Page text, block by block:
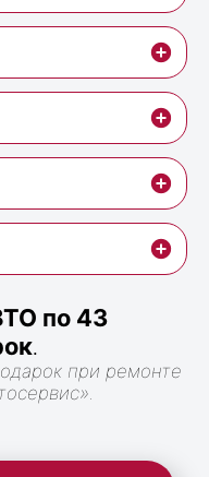
по 43
.
при ремонте